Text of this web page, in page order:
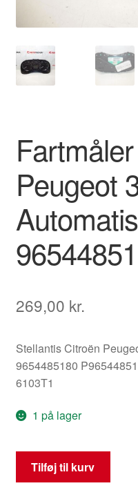
Min Konto
Om os
Peugeot
269,00 kr.
Stellantis Citroën
9654485180
6103T1
1 på lager
Fartmåler
190000
Tilføj til kurv